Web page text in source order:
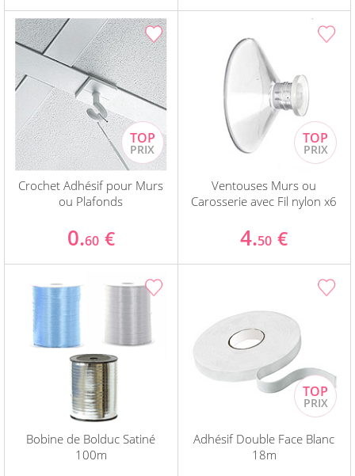
Crochet Adhésif pour Murs
ou Plafonds
0.60 €
Ventouses Murs ou
Carosserie avec Fil nylon x6
4.50 €
Bobine de Bolduc Satiné
100m
Adhésif Double Face Blanc
18m